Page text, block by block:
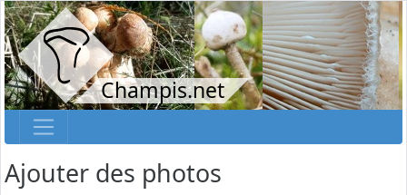
Champis.net
Ajouter des photos